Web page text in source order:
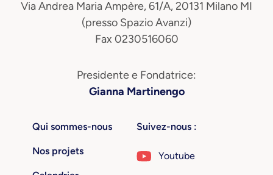
Via Andrea Maria Ampère, 61/A, 20131 Milano MI
(presso Spazio Avanzi)
Fax 0230516060
Presidente e Fondatrice:
Gianna Martinengo
Qui sommes-nous
Nos projets
Suivez-nous :
Youtube